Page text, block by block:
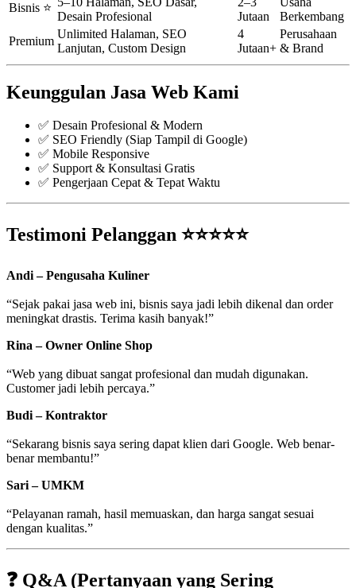
Bisnis ⭐
Desain Profesional
Jutaan
Berkembang
Premium
Unlimited Halaman, SEO
Lanjutan, Custom Design
4
Jutaan+
Perusahaan
& Brand
Keunggulan Jasa Web Kami
✅ Desain Profesional & Modern
✅ SEO Friendly (Siap Tampil di Google)
✅ Mobile Responsive
✅ Support & Konsultasi Gratis
✅ Pengerjaan Cepat & Tepat Waktu
Testimoni Pelanggan ⭐⭐⭐⭐⭐
Andi – Pengusaha Kuliner
“Sejak pakai jasa web ini, bisnis saya jadi lebih dikenal dan order
meningkat drastis. Terima kasih banyak!”
Rina – Owner Online Shop
“Web yang dibuat sangat profesional dan mudah digunakan.
Customer jadi lebih percaya.”
Budi – Kontraktor
“Sekarang bisnis saya sering dapat klien dari Google. Web benar-
benar membantu!”
Sari – UMKM
“Pelayanan ramah, hasil memuaskan, dan harga sangat sesuai
dengan kualitas.”
❓ Q&A (Pertanyaan yang Sering